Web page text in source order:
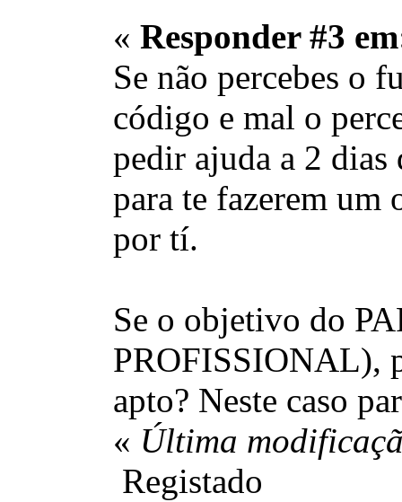
« Responder #3
Se não percebes o
código e mal o
pedir ajuda a 2 dias
para te fazerem um
por tí.
Se o objetivo do
PROFISSIONAL),
apto? Neste caso
« Última
Registado